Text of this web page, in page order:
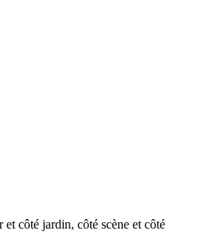
côté jardin, côté scène et côté